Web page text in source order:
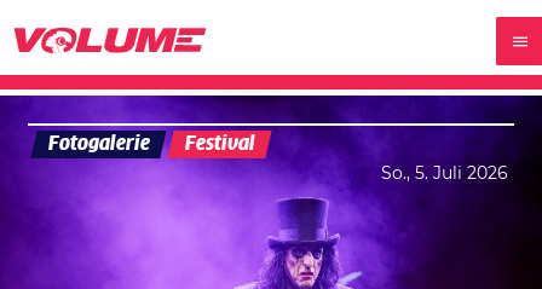
Fotogalerie Festival
So., 5. Juli 2026